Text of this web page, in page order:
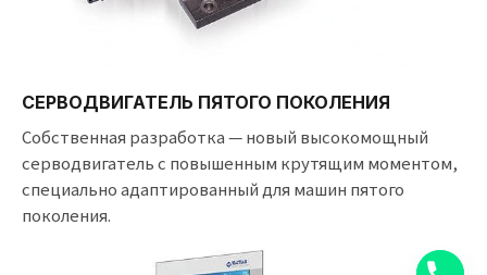
СЕРВОДВИГАТЕЛЬ ПЯТОГО ПОКОЛЕНИЯ
Собственная разработка — новый высокомощный
серводвигатель с повышенным крутящим моментом,
специально адаптированный для машин пятого
поколения.